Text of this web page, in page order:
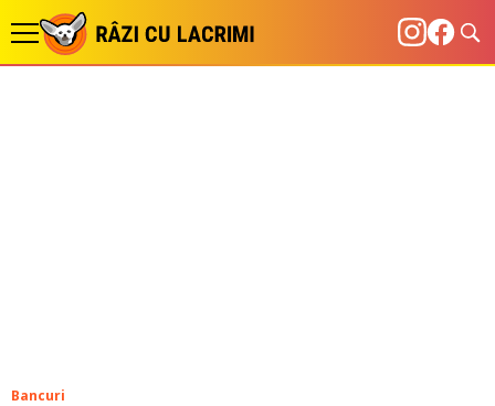
Bancuri